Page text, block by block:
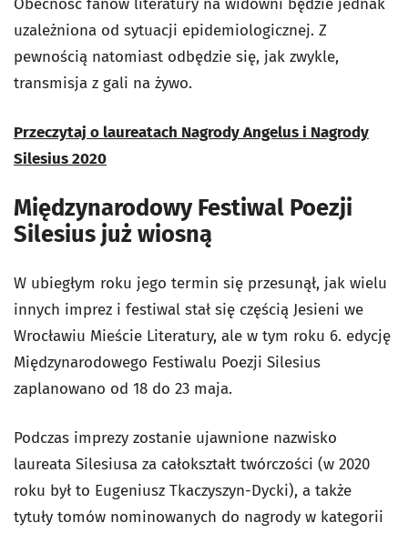
Obecność fanów literatury na widowni będzie jednak
uzależniona od sytuacji epidemiologicznej. Z
pewnością natomiast odbędzie się, jak zwykle,
transmisja z gali na żywo.
Przeczytaj o laureatach Nagrody Angelus i Nagrody
Silesius 2020
Międzynarodowy Festiwal Poezji
Silesius już wiosną
W ubiegłym roku jego termin się przesunął, jak wielu
innych imprez i festiwal stał się częścią Jesieni we
Wrocławiu Mieście Literatury, ale w tym roku 6. edycję
Międzynarodowego Festiwalu Poezji Silesius
zaplanowano od 18 do 23 maja.
Podczas imprezy zostanie ujawnione nazwisko
laureata Silesiusa za całokształt twórczości (w 2020
roku był to Eugeniusz Tkaczyszyn-Dycki), a także
tytuły tomów nominowanych do nagrody w kategorii